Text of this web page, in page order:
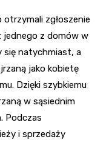
otrzymali zgłoszenie
jednego z domów w
się natychmiast, a
jako kobietę
Dzięki szybkiemu
w sąsiednim
Podczas
i sprzedaży